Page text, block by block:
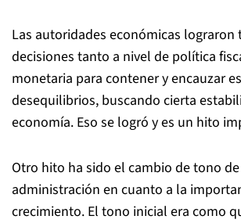
Las autoridades económicas lograron
decisiones tanto a nivel de política
monetaria para contener y encauzar
desequilibrios, buscando cierta
economía. Eso se logró y es un hito
Otro hito ha sido el cambio de tono
administración en cuanto a la
crecimiento. El tono inicial era como